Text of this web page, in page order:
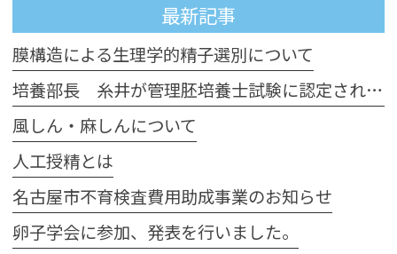
最新記事
膜構造による生理学的精子選別について
培養部長 糸井が管理胚培養士試験に認定されました
風しん・麻しんについて
人工授精とは
名古屋市不育検査費用助成事業のお知らせ
卵子学会に参加、発表を行いました。